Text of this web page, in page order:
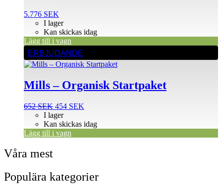
5.776 SEK
I lager
Kan skickas idag
Lägg till i vagn
ERBJUDANDE
Mills – Organisk Startpaket
652SEK Det
ursprungliga
priset
var:
454 SEK
priset
I lager
Kan skickas idag
Lägg till i vagn
Våra mest
Populära kategorier